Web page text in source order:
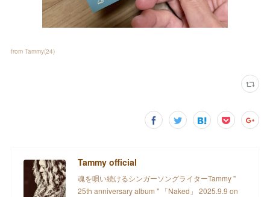
from Tammy(24)
Tammy official
魂を唄い続けるシンガーソングライターTammy "
25th anniversary album " 「Naked」 2025.9.9 on